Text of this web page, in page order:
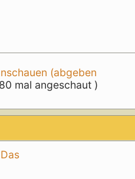
(abgeben
mal angeschaut )